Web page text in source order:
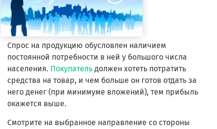
Спрос на продукцию обусловлен наличием
постоянной потребности в ней у большого числа
населения. Покупатель должен хотеть потратить
средства на товар, и чем больше он готов отдать за
него денег (при минимуме вложений), тем прибыль
окажется выше.
Смотрите на выбранное направление со стороны